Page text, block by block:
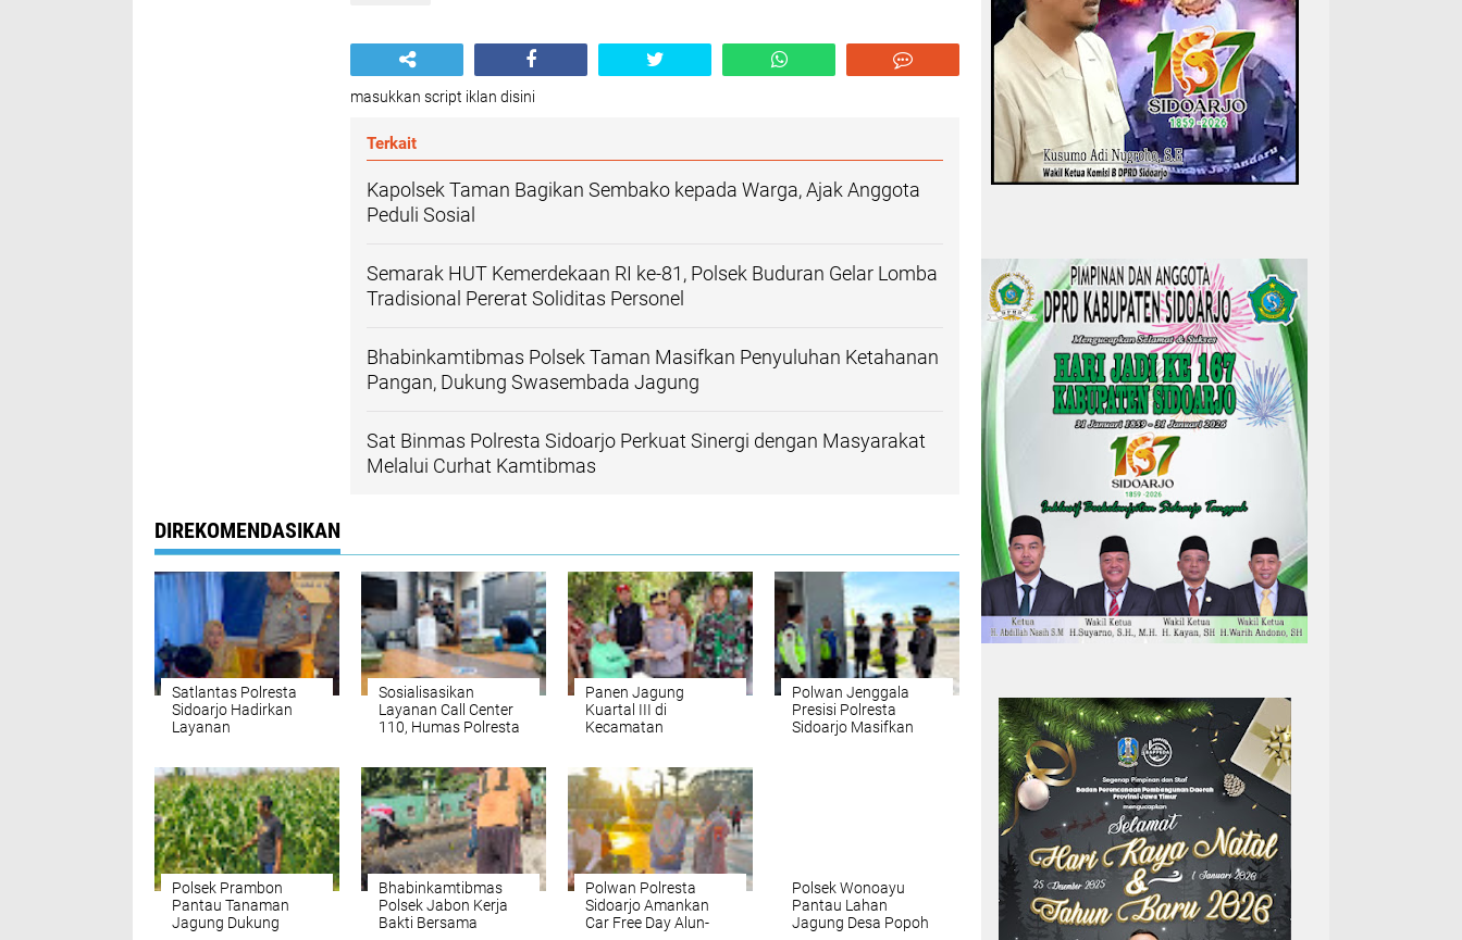
masukkan script iklan disini
Terkait
Kapolsek Taman Bagikan Sembako kepada Warga, Ajak Anggota
Peduli Sosial
Semarak HUT Kemerdekaan RI ke-81, Polsek Buduran Gelar Lomba
Tradisional Pererat Soliditas Personel
Bhabinkamtibmas Polsek Taman Masifkan Penyuluhan Ketahanan
Pangan, Dukung Swasembada Jagung
Sat Binmas Polresta Sidoarjo Perkuat Sinergi dengan Masyarakat
Melalui Curhat Kamtibmas
DIREKOMENDASIKAN
Satlantas Polresta
Sidoarjo Hadirkan
Layanan
Selama 17 Hari Non
Stop
Sosialisasikan
Layanan Call Center
110, Humas Polresta
Piramida
Panen Jagung
Kuartal III di
Kecamatan
Polwan Jenggala
Presisi Polresta
Sidoarjo Masifkan
Polsek Prambon
Pantau Tanaman
Jagung Dukung
Bhabinkamtibmas
Polsek Jabon Kerja
Bakti Bersama
Polwan Polresta
Sidoarjo Amankan
Car Free Day Alun-
Polsek Wonoayu
Pantau Lahan
Jagung Desa Popoh